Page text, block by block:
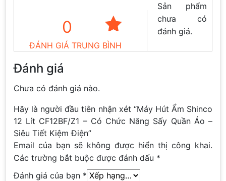
0
ĐÁNH GIÁ TRUNG BÌNH
Sản phẩm
chưa có
đánh giá.
Đánh giá
Chưa có đánh giá nào.
Hãy là người đầu tiên nhận xét “Máy Hút Ẩm Shinco
12 Lít CF12BF/Z1 – Có Chức Năng Sấy Quần Áo –
Siêu Tiết Kiệm Điện”
Email của bạn sẽ không được hiển thị công khai.
Các trường bắt buộc được đánh dấu *
Đánh giá của bạn *